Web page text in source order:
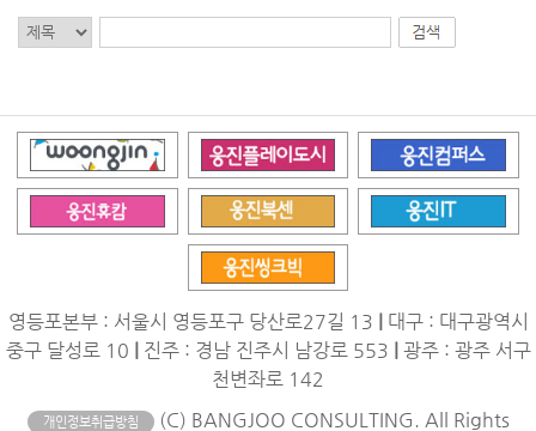
영등포본부 : 서울시 영등포구 당산로27길 13
대구 : 대구광역시
중구 달성로 10
진주 : 경남 진주시 남강로 553
광주 : 광주 서구
천변좌로 142
개인정보취급방침 (C) BANGJOO CONSULTING. All Rights